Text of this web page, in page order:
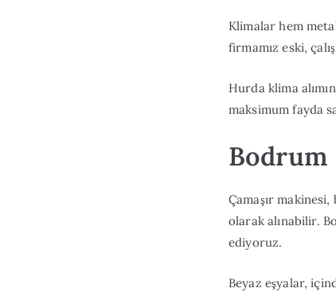
Klimalar hem
firmamız eski,
Hurda klima
maksimum fayda
Bodrum
Çamaşır
olarak alınabilir.
ediyoruz.
Beyaz eşyalar,